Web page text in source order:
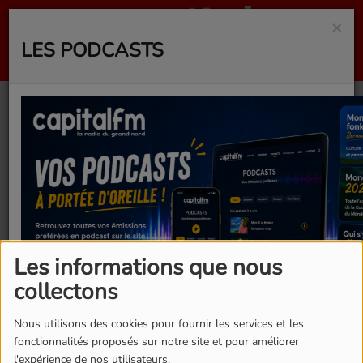
Les informations que nous
collectons
Nous utilisons des cookies pour fournir les services et les
fonctionnalités proposés sur notre site et pour améliorer
l'expérience de nos utilisateurs.
Emission du vendredi
24 avril 2026
×
LES PODCASTS